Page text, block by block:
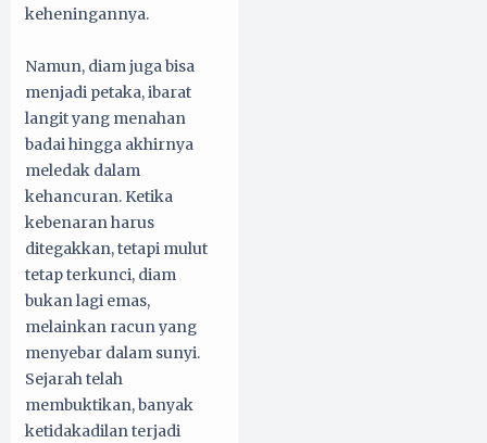
keheningannya.
Namun, diam juga bisa
menjadi petaka, ibarat
langit yang menahan
badai hingga akhirnya
meledak dalam
kehancuran. Ketika
kebenaran harus
ditegakkan, tetapi mulut
tetap terkunci, diam
bukan lagi emas,
melainkan racun yang
menyebar dalam sunyi.
Sejarah telah
membuktikan, banyak
ketidakadilan terjadi